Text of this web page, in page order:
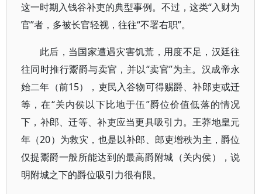
这一时期入钱谷补吏的典型事例。不过，这类“入财为
官”者，多被长官轻视，往往“不署右职”。
此后，当国家遭遇灾害饥荒，用度不足，汉廷往
往同时推行鬻爵与卖官，并以“卖官”为主。汉成帝永
始二年（前15），吏民入谷物可得赐爵、补郎吏或迁
等，在“关内侯以下比地于伍”爵位价值低落的情况
下，补郎、迁等、补吏应当更具吸引力。王莽地皇元
年（20）为救灾，也是以补郎、郎吏增秩为主，爵位
仅提鬻爵一般所能达到的最高爵附城（关内侯），说
明附城之下的爵位吸引力很有限。